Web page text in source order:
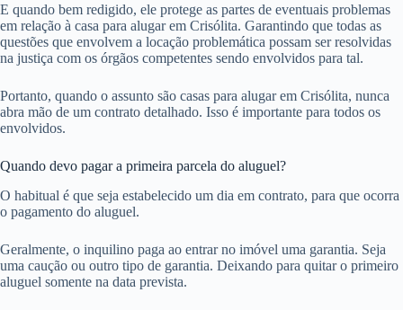
E quando bem redigido, ele protege as partes de eventuais problemas
em relação à casa para alugar em Crisólita. Garantindo que todas as
questões que envolvem a locação problemática possam ser resolvidas
na justiça com os órgãos competentes sendo envolvidos para tal.
Portanto, quando o assunto são casas para alugar em Crisólita, nunca
abra mão de um contrato detalhado. Isso é importante para todos os
envolvidos.
Quando devo pagar a primeira parcela do aluguel?
O habitual é que seja estabelecido um dia em contrato, para que ocorra
o pagamento do aluguel.
Geralmente, o inquilino paga ao entrar no imóvel uma garantia. Seja
uma caução ou outro tipo de garantia. Deixando para quitar o primeiro
aluguel somente na data prevista.